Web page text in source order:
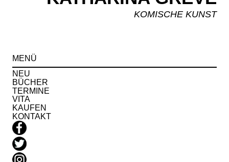
KOMISCHE KUNST
MENÜ
NEU
BÜCHER
TERMINE
VITA
KAUFEN
KONTAKT